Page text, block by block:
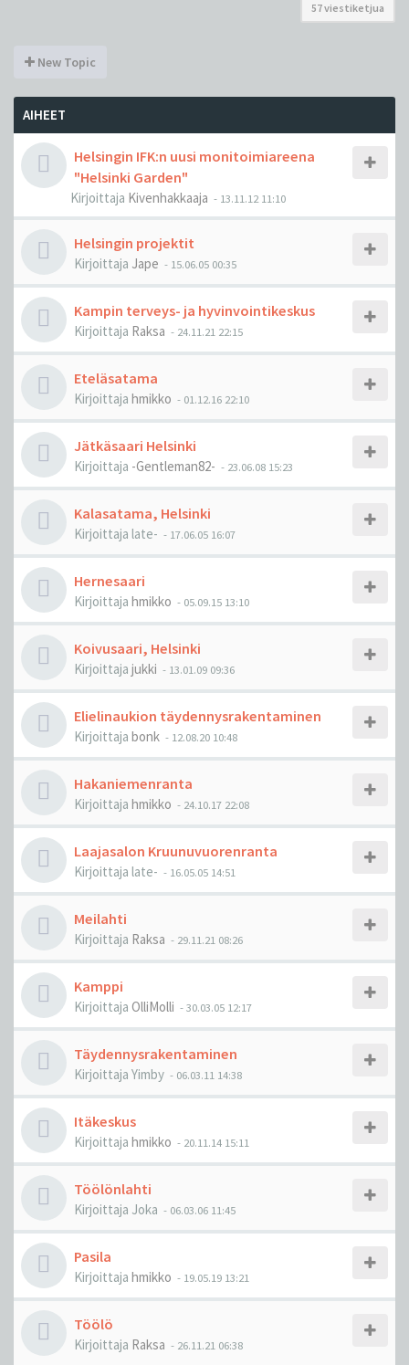
57 viestiketjua
New Topic
AIHEET
Helsingin IFK:n uusi monitoimiareena
"Helsinki Garden"
Kirjoittaja Kivenhakkaaja - 13.11.12 11:10
Helsingin projektit
Kirjoittaja Jape - 15.06.05 00:35
Kampin terveys- ja hyvinvointikeskus
Kirjoittaja Raksa - 24.11.21 22:15
Eteläsatama
Kirjoittaja hmikko - 01.12.16 22:10
Jätkäsaari Helsinki
Kirjoittaja -Gentleman82- - 23.06.08 15:23
Kalasatama, Helsinki
Kirjoittaja late- - 17.06.05 16:07
Hernesaari
Kirjoittaja hmikko - 05.09.15 13:10
Koivusaari, Helsinki
Kirjoittaja jukki - 13.01.09 09:36
Elielinaukion täydennysrakentaminen
Kirjoittaja bonk - 12.08.20 10:48
Hakaniemenranta
Kirjoittaja hmikko - 24.10.17 22:08
Laajasalon Kruunuvuorenranta
Kirjoittaja late- - 16.05.05 14:51
Meilahti
Kirjoittaja Raksa - 29.11.21 08:26
Kamppi
Kirjoittaja OlliMolli -30.03.05 12:17
Täydennysrakentaminen
Kirjoittaja Yimby - 06.03.11 14:38
Itäkeskus
Kirjoittaja hmikko - 20.11.14 15:11
Töölönlahti
Kirjoittaja Joka - 06.03.06 11:45
Pasila
Kirjoittaja hmikko - 19.05.19 13:21
Töölö
Kirjoittaja Raksa - 26.11.21 06:38